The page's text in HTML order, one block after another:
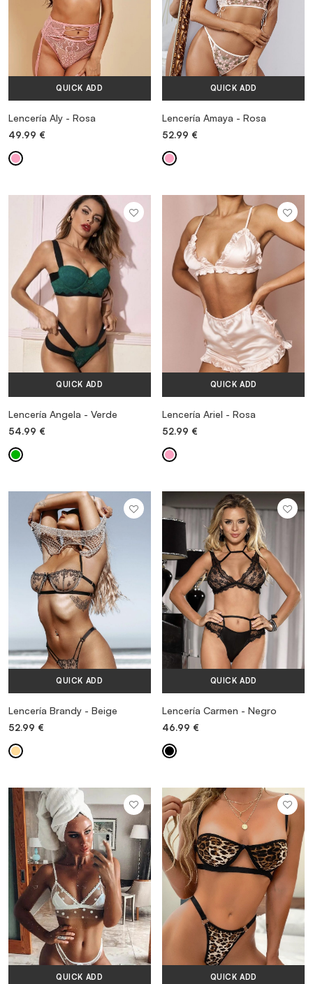
QUICK ADD
Lencería Aly - Rosa
49.99 €
QUICK ADD
Lencería Amaya - Rosa
52.99 €
QUICK ADD
Lencería Angela - Verde
54.99 €
QUICK ADD
Lencería Ariel - Rosa
52.99 €
QUICK ADD
Lencería Brandy - Beige
52.99 €
QUICK ADD
Lencería Carmen - Negro
46.99 €
QUICK ADD QUICK ADD